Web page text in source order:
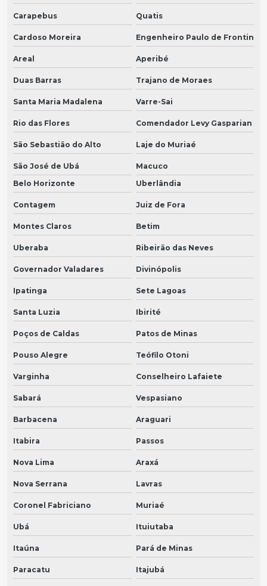
Carapebus Quatis
Cardoso Moreira Engenheiro Paulo de Frontin
Areal Aperibé
Duas Barras Trajano de Moraes
Santa Maria Madalena Varre-Sai
Rio das Flores Comendador Levy Gasparian
São Sebastião do Alto Laje do Muriaé
São José de Ubá
Macuco
Belo Horizonte
Uberlândia
Contagem Juiz de Fora
Montes Claros Betim
Uberaba Ribeirão das Neves
Governador Valadares Divinópolis
Ipatinga Sete Lagoas
Santa Luzia Ibirité
Poços de Caldas Patos de Minas
Pouso Alegre Teófilo Otoni
Varginha Conselheiro Lafaiete
Sabará Vespasiano
Barbacena Araguari
Itabira Passos
Nova Lima Araxá
Nova Serrana Lavras
Coronel Fabriciano Muriaé
Ubá Ituiutaba
Itaúna Pará de Minas
Paracatu Itajubá